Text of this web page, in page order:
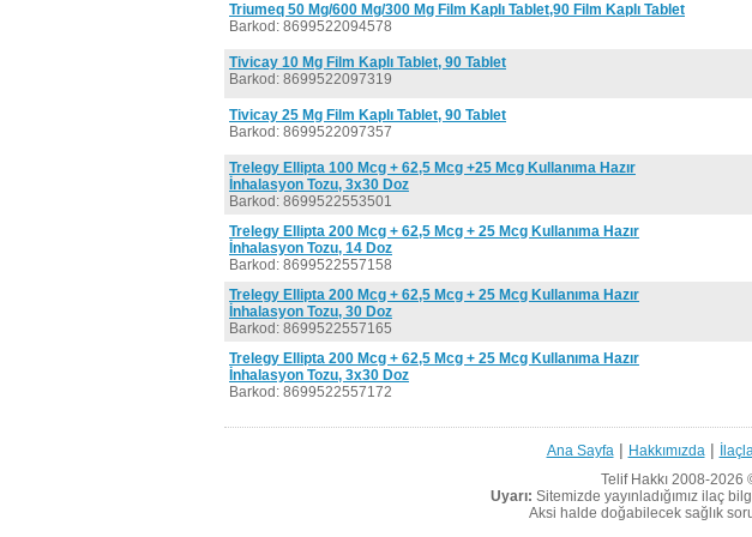
Triumeq 50 Mg/600 Mg/300 Mg Film Kaplı Tablet,90 Film Kaplı Tablet
Barkod: 8699522094578
Tivicay 10 Mg Film Kaplı Tablet, 90 Tablet
Barkod: 8699522097319
Tivicay 25 Mg Film Kaplı Tablet, 90 Tablet
Barkod: 8699522097357
Trelegy Ellipta 100 Mcg + 62,5 Mcg +25 Mcg Kullanıma Hazır
İnhalasyon Tozu, 3x30 Doz
Barkod: 8699522553501
Trelegy Ellipta 200 Mcg + 62,5 Mcg + 25 Mcg Kullanıma Hazır
İnhalasyon Tozu, 14 Doz
Barkod: 8699522557158
Trelegy Ellipta 200 Mcg + 62,5 Mcg + 25 Mcg Kullanıma Hazır
İnhalasyon Tozu, 30 Doz
Barkod: 8699522557165
Trelegy Ellipta 200 Mcg + 62,5 Mcg + 25 Mcg Kullanıma Hazır
İnhalasyon Tozu, 3x30 Doz
Barkod: 8699522557172
Ana Sayfa | Hakkımızda |
Telif Hakkı 2008-2026
Uyarı: Sitemizde yayınladığımız ilaç
Aksi halde doğabilecek sağlık